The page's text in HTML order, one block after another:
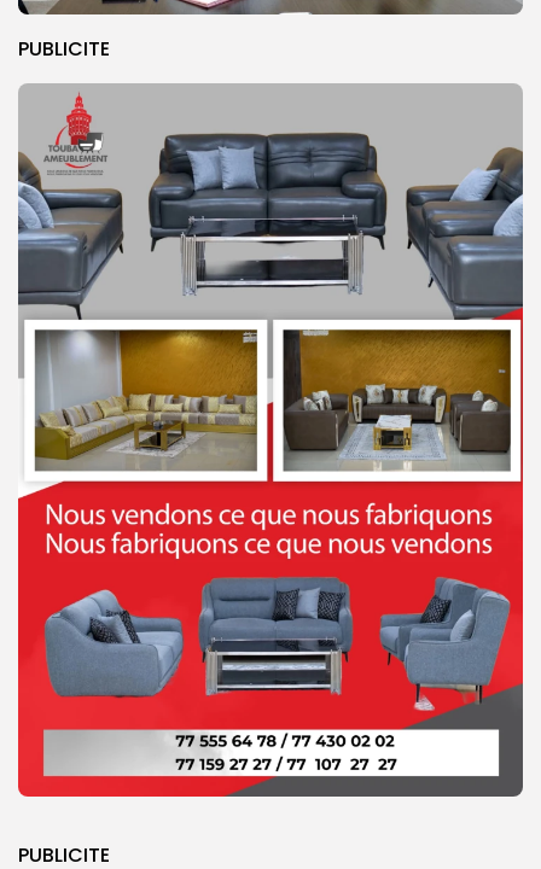
PUBLICITE
PUBLICITE